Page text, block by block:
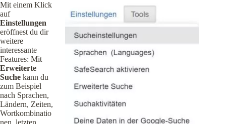
Mit einem Klick
auf
Einstellungen
eröffnest du dir
weitere
interessante
Features: Mit
Erweiterte
Suche kann du
zum Beispiel
nach Sprachen,
Ländern, Zeiten,
Wortkombinatio